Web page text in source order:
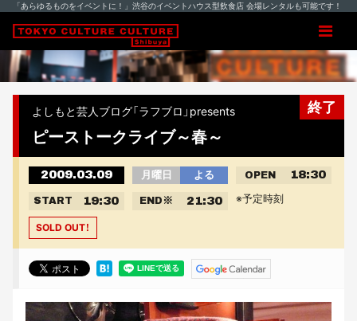
「あらゆるものをイベントに！」渋谷のイベントハウス型飲食店 会場レンタルも可能です！
終了
よしもと芸人ブログ「ラフブロ」presents
ピーストークライブ～春～
2009.03.09 月曜日 よる OPEN 18:30
START 19:30 END ※ 21:30 ※予定時刻
SOLD OUT！